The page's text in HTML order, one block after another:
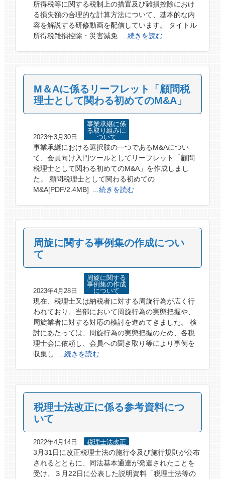
所得税等に関する税制上の措置及び雑損控除におけ
る損失額の合理的な計算方法について、基本的な内
容を解説する研修動画を配信しています。 タイトル
所得税雑損控除・災害減免
...続きを読む
M＆Aに係るリーフレット「顧問税
理士として関わる初めてのM&A」
2023年3月30日
事業承継に係
る取り組みに
ついて
事業承継における選択肢の一つであるM&Aについ
て、会員向け入門ツールとしてリーフレット「顧問
税理士として関わる初めてのM&A」を作成しまし
た。 顧問税理士として関わる初めての
M&A[PDF/2.4MB]
...続きを読む
周旋に関する事例集の作成につい
て
2023年4月28日
周旋に関する
事例集の作成
について
現在、税理士又は納税者に対する周旋行為が広く行
われており、当部において周旋行為の実態把握や、
周旋業者に対する対応の検討を進めてきました。 検
討にあたっては、周旋行為の実態把握のため、各税
理士会に依頼し、会員への聞き取り等により事例を
収集し
...続きを読む
税理士法改正に係る参考資料につ
いて
2022年4月14日 税理士法改正
3月31日に改正税理士法の施行令及び施行規則が公布
されるとともに、同法基本通達が発遣されたことを
受け、３月22日に公表した説明資料「税理士法等の